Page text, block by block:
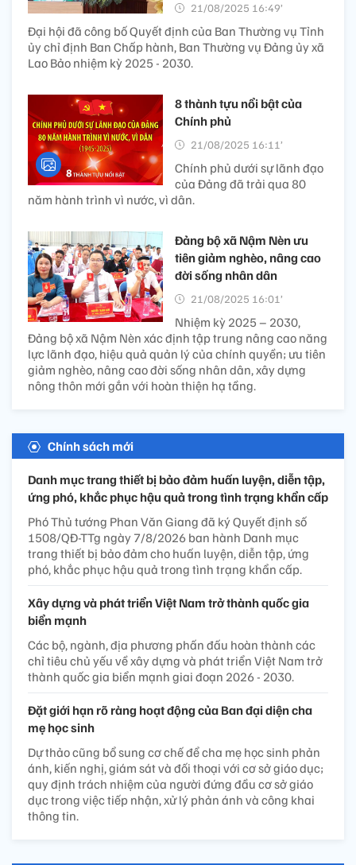
21/08/2025 16:49’
Đại hội đã công bố Quyết định của Ban Thường vụ Tỉnh
ủy chỉ định Ban Chấp hành, Ban Thường vụ Đảng ủy xã
Lao Bảo nhiệm kỳ 2025 - 2030.
8 thành tựu nổi bật của
Chính phủ
21/08/2025 16:11’
Chính phủ dưới sự lãnh đạo
của Đảng đã trải qua 80
năm hành trình vì nước, vì dân.
Đảng bộ xã Nậm Nèn ưu
tiên giảm nghèo, nâng cao
đời sống nhân dân
21/08/2025 16:01’
Nhiệm kỳ 2025 – 2030,
Đảng bộ xã Nậm Nèn xác định tập trung nâng cao năng
lực lãnh đạo, hiệu quả quản lý của chính quyền; ưu tiên
giảm nghèo, nâng cao đời sống nhân dân, xây dựng
nông thôn mới gắn với hoàn thiện hạ tầng.
Chính sách mới
Danh mục trang thiết bị bảo đảm huấn luyện, diễn tập,
ứng phó, khắc phục hậu quả trong tình trạng khẩn cấp
Phó Thủ tướng Phan Văn Giang đã ký Quyết định số
1508/QĐ-TTg ngày 7/8/2026 ban hành Danh mục
trang thiết bị bảo đảm cho huấn luyện, diễn tập, ứng
phó, khắc phục hậu quả trong tình trạng khẩn cấp.
Xây dựng và phát triển Việt Nam trở thành quốc gia
biển mạnh
Các bộ, ngành, địa phương phấn đấu hoàn thành các
chỉ tiêu chủ yếu về xây dựng và phát triển Việt Nam trở
thành quốc gia biển mạnh giai đoạn 2026 - 2030.
Đặt giới hạn rõ ràng hoạt động của Ban đại diện cha
mẹ học sinh
Dự thảo cũng bổ sung cơ chế để cha mẹ học sinh phản
ánh, kiến nghị, giám sát và đối thoại với cơ sở giáo dục;
quy định trách nhiệm của người đứng đầu cơ sở giáo
dục trong việc tiếp nhận, xử lý phản ánh và công khai
thông tin.